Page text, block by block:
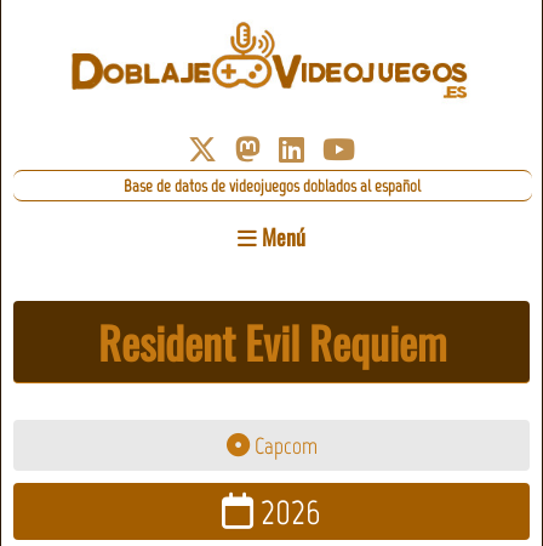
Base de datos de videojuegos doblados al español
Menú
Resident Evil Requiem
Capcom
2026